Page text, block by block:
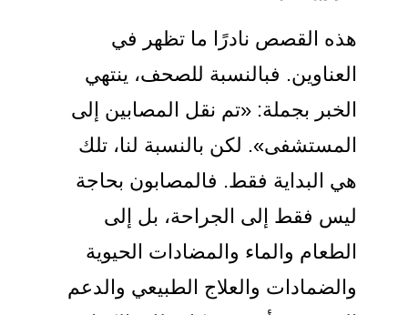
هذه القصص نادرًا ما تظهر في
العناوين. فبالنسبة للصحف، ينتهي
الخبر بجملة: «تم نقل المصابين إلى
المستشفى». لكن بالنسبة لنا، تلك
هي البداية فقط. فالمصابون بحاجة
ليس فقط إلى الجراحة، بل إلى
الطعام والماء والمضادات الحيوية
والضمادات والعلاج الطبيعي والدعم